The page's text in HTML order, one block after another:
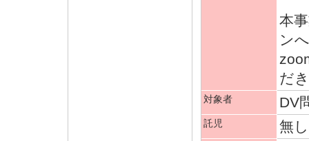
本
ン
だ
対象者 DV
託児 無し